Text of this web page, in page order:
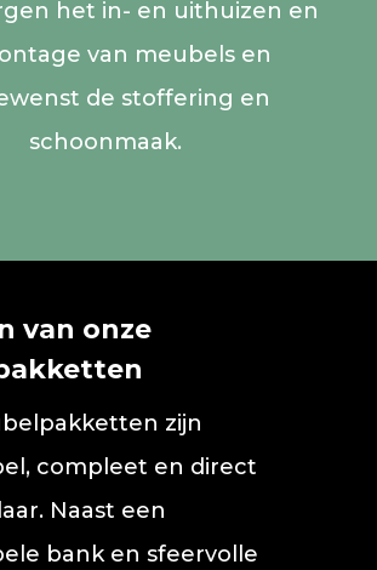
het in- en uithuizen en
van meubels en
de stoffering en
schoonmaak.
van onze
zijn
compleet en direct
Naast een
bank en sfeervolle